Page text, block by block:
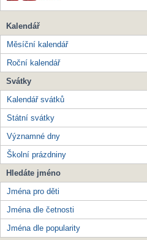
Kalendář
Měsíční kalendář
Roční kalendář
Svátky
Kalendář svátků
Státní svátky
Významné dny
Školní prázdniny
Hledáte jméno
Jména pro děti
Jména dle četnosti
Jména dle popularity